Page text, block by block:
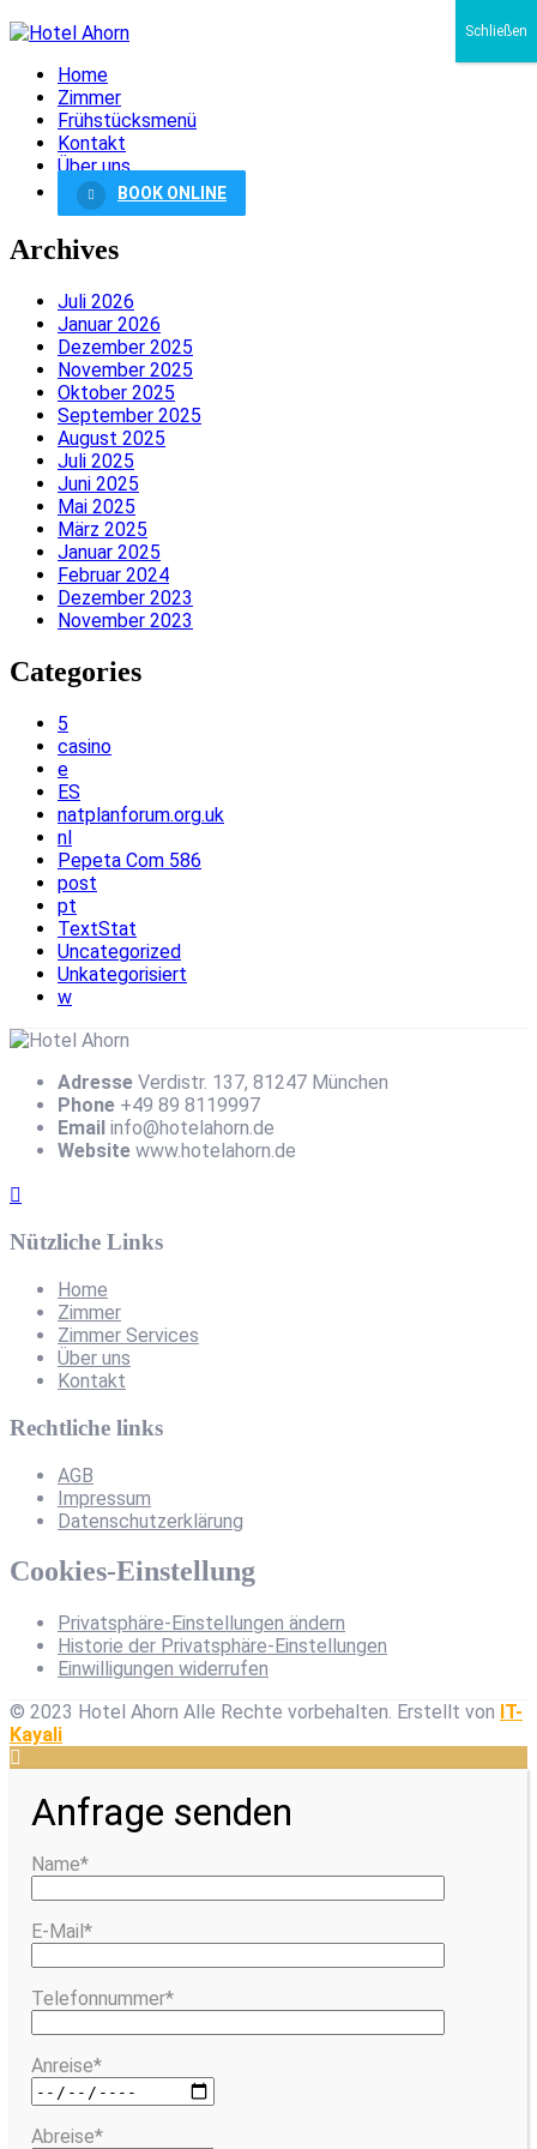
Home
Zimmer
Frühstücksmenü
Kontakt
Über uns
BOOK ONLINE
Archives
Juli 2026
Januar 2026
Dezember 2025
November 2025
Oktober 2025
September 2025
August 2025
Juli 2025
Juni 2025
Mai 2025
März 2025
Januar 2025
Februar 2024
Dezember 2023
November 2023
Categories
5
casino
e
ES
natplanforum.org.uk
nl
Pepeta Com 586
post
pt
TextStat
Uncategorized
Unkategorisiert
w
Adresse Verdistr. 137, 81247 München
Phone +49 89 8119997
Email info@hotelahorn.de
Website www.hotelahorn.de
Nützliche Links
Home
Zimmer
Zimmer Services
Über uns
Kontakt
Rechtliche links
AGB
Impressum
Datenschutzerklärung
Cookies-Einstellung
Privatsphäre-Einstellungen ändern
Historie der Privatsphäre-Einstellungen
Einwilligungen widerrufen
© 2023 Hotel Ahorn Alle Rechte vorbehalten. Erstellt von IT-
Kayali
Anfrage senden
Name*
E-Mail*
Telefonnummer*
Anreise*
Abreise*
Schließen